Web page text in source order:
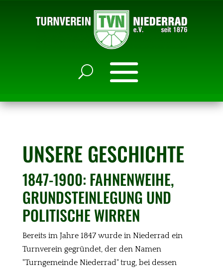
UNSERE GESCHICHTE
1847-1900: FAHNENWEIHE,
GRUNDSTEINLEGUNG UND
POLITISCHE WIRREN
Bereits im Jahre 1847 wurde in Niederrad ein
Turnverein gegründet, der den Namen
"Turngemeinde Niederrad" trug, bei dessen